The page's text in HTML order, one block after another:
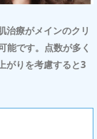
治療がメインのクリ
能です。点数が多く
がりを考慮すると3